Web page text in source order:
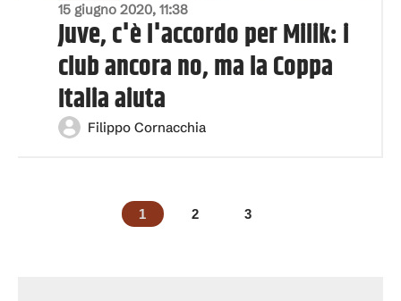
15 giugno 2020, 11:38
Juve, c'è l'accordo per Milik: i
club ancora no, ma la Coppa
Italia aiuta
Filippo Cornacchia
1 2 3